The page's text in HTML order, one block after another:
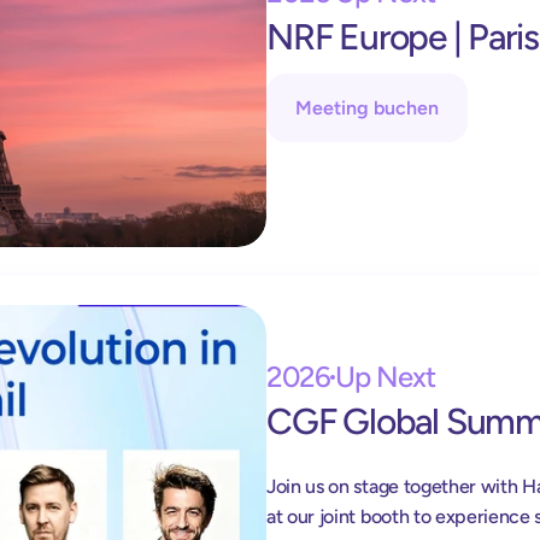
NRF Europe | Paris
Meeting buchen
2026 Up Next
CGF Global
Join us on stage together with
at our joint booth to experience
shopreme vector:
Scan and Go für alle Kunden:
Ohne Apps und Registrierung.